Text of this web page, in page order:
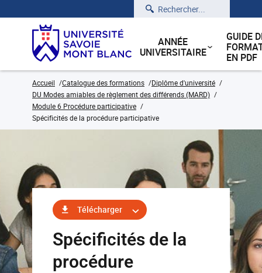
Rechercher
ANNÉE
UNIVERSITAIRE
GUIDE
EN PDF
Accueil Catalogue des formations
Diplôme d'université
DU Modes amiables de règlement des différends (MARD)
Module 6 Procédure participative
Spécificités de la procédure participative
Télécharger
Spécificités de la
procédure